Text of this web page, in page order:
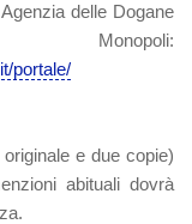
delle Dogane
portale/
e due copie)
abituali dovrà